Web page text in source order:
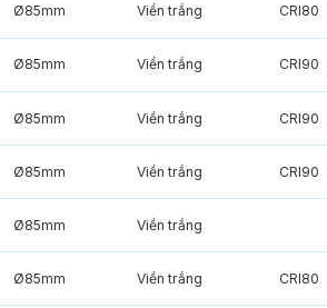
Ø85mm Viền trắng CRI80
Ø85mm Viền trắng CRI90
Ø85mm Viền trắng CRI90
Ø85mm Viền trắng CRI90
Ø85mm Viền trắng
Ø85mm Viền trắng CRI80